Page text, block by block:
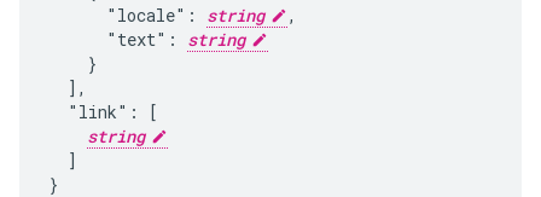
      "locale":
string
,
      "text":
string
    }
  ],
  "link": [
string
  ]
}